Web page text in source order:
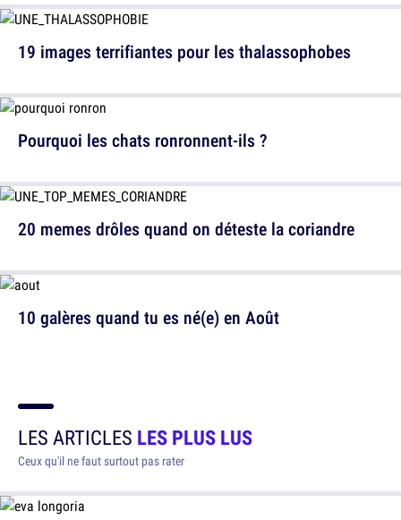
19 images terrifiantes pour les thalassophobes
20 memes drôles quand on déteste la coriandre
Pourquoi les chats ronronnent-ils ?
10 galères quand tu es né(e) en Août
LES ARTICLES LES PLUS LUS
Ceux qu'il ne faut surtout pas rater